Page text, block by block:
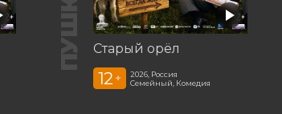
Старый орёл
12 +
2026, Россия
Семейный, Комедия